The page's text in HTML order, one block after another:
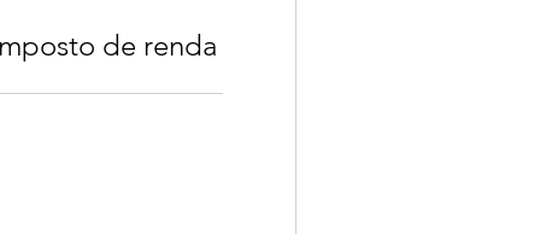
de renda